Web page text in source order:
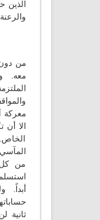
والرعنة
من
معه.
معركة
الا
من كل
أبداً.
ثانية